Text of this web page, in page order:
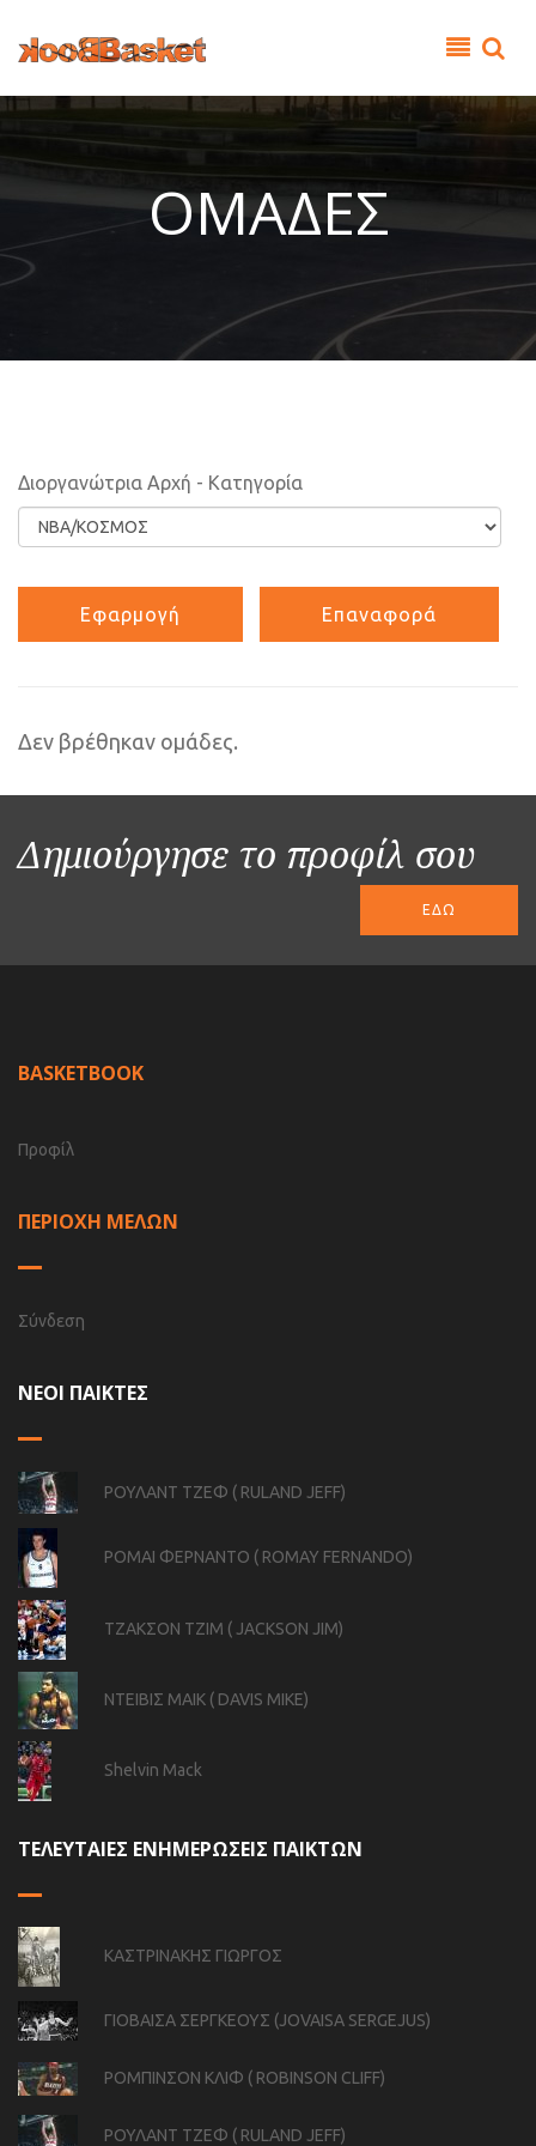
ΟΜΑΔΕΣ
Διοργανώτρια Αρχή - Κατηγορία
Δεν βρέθηκαν ομάδες.
Δημιούργησε το προφίλ σου
ΕΔΩ
BASKETBOOK
Προφίλ
ΠΕΡΙΟΧΗ ΜΕΛΩΝ
Σύνδεση
ΝΕΟΙ ΠΑΙΚΤΕΣ
ΡΟΥΛΑΝΤ ΤΖΕΦ ( RULAND JEFF)
ΡΟΜΑΙ ΦΕΡΝΑΝΤΟ ( ROMAY FERNANDO)
ΤΖΑΚΣΟΝ ΤΖΙΜ ( JACKSON JIM)
ΝΤΕΙΒΙΣ ΜΑΙΚ ( DAVIS MIKE)
Shelvin Mack
ΤΕΛΕΥΤΑΙΕΣ ΕΝΗΜΕΡΩΣΕΙΣ ΠΑΙΚΤΩΝ
ΚΑΣΤΡΙΝΑΚΗΣ ΓΙΩΡΓΟΣ
ΓΙΟΒΑΙΣΑ ΣΕΡΓΚΕΟΥΣ (JOVAISA SERGEJUS)
ΡΟΜΠΙΝΣΟΝ ΚΛΙΦ ( ROBINSON CLIFF)
ΡΟΥΛΑΝΤ ΤΖΕΦ ( RULAND JEFF)